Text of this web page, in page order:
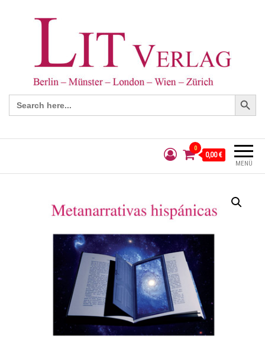
Search
for:
Search Button
MENÜ
0
0,00 €